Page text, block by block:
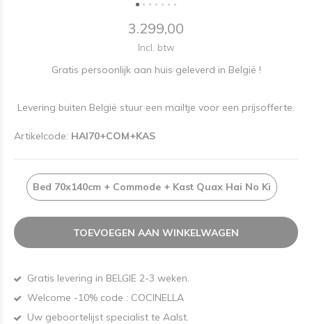
3.299,00
Incl. btw
Gratis persoonlijk aan huis geleverd in België !
Levering buiten België stuur een mailtje voor een prijsofferte.
Artikelcode: HAI70+COM+KAS
Bed 70x140cm + Commode + Kast Quax Hai No Ki
TOEVOEGEN AAN WINKELWAGEN
Gratis levering in BELGIE 2-3 weken.
Welcome -10% code : COCINELLA
Uw geboortelijst specialist te Aalst.